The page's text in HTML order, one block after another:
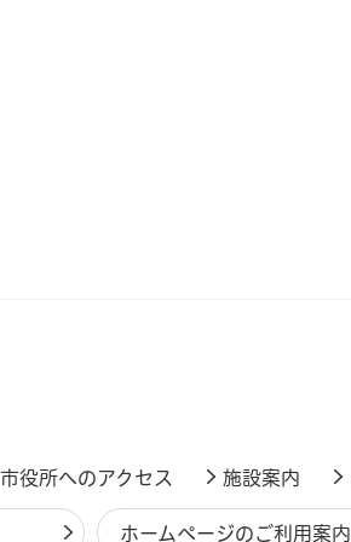
市役所へのアクセス 施設案内
ホームページのご利用案内